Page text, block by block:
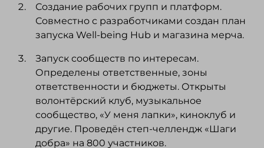
Создание рабочих групп и платформ.
Совместно с разработчиками создан план
запуска Well-being Hub и магазина мерча.
Запуск сообществ по интересам.
Определены ответственные, зоны
ответственности и бюджеты. Открыты
волонтёрский клуб, музыкальное
сообщество, «У меня лапки», киноклуб и
другие. Проведён степ-челлендж «Шаги
добра» на 800 участников.